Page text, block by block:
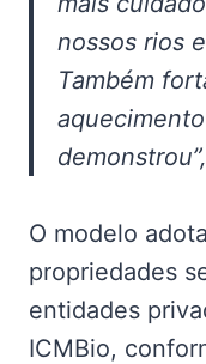
nossos rios
Também
O modelo
propriedades
entidades
ICMBio,